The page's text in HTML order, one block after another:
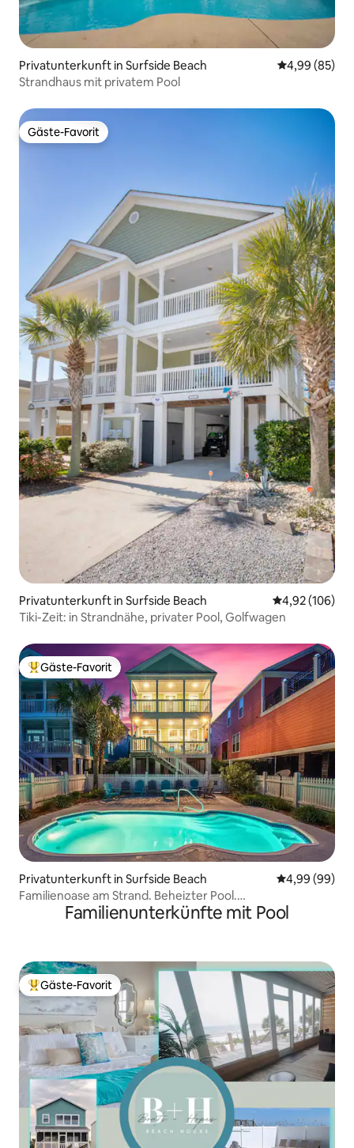
Privatunterkunft in Surfside Beach
4,99 (85)
Strandhaus mit privatem Pool
Gäste-Favorit
Gäste-Favorit
Privatunterkunft in Surfside Beach
4,92 (106)
Tiki-Zeit: in Strandnähe, privater Pool, Golfwagen
Beliebter Gäste-Favorit.
Gäste-Favorit
Privatunterkunft in Surfside Beach
4,99 (99)
Familienoase am Strand. Beheizter Pool.
Haustierfreundlich
Familienunterkünfte mit Pool
Beliebter Gäste-Favorit.
Gäste-Favorit